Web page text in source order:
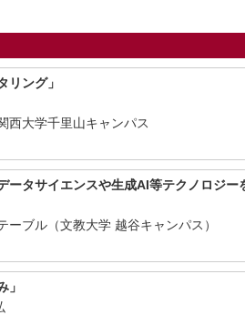
リング」
西大学千里山キャンパス
ータサイエンスや生成AI等テクノロジ
ーブル（文教大学 越谷キャンパス）
」